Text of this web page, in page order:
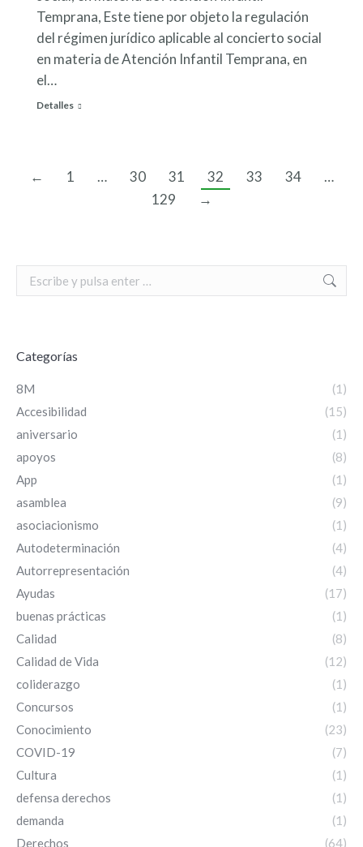
Temprana, Este tiene por objeto la regulación
del régimen jurídico aplicable al concierto social
en materia de Atención Infantil Temprana, en
el…
Detalles
← 1 … 30 31 32 33 34
…
129
→
Search:
Categorías
8M
(1)
Accesibilidad
(15)
aniversario
(1)
apoyos
(8)
App
(1)
asamblea
(9)
asociacionismo
(1)
Autodeterminación
(4)
Autorrepresentación
(4)
Ayudas
(17)
buenas prácticas
(1)
Calidad
(8)
Calidad de Vida
(12)
coliderazgo
(1)
Concursos
(1)
Conocimiento
(23)
COVID-19
(7)
Cultura
(1)
defensa derechos
(1)
demanda
(1)
Derechos
(64)